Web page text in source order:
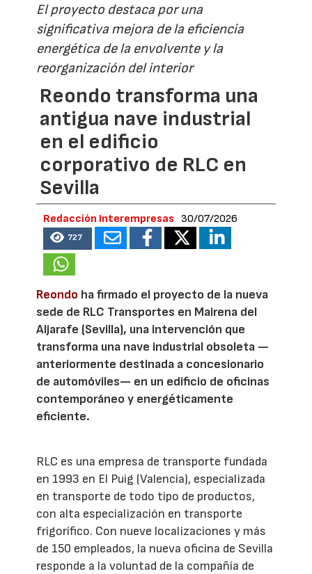
El proyecto destaca por una
significativa mejora de la eficiencia
energética de la envolvente y la
reorganización del interior
Reondo transforma una
antigua nave industrial
en el edificio
corporativo de RLC en
Sevilla
Redacción Interempresas 30/07/2026
727
Reondo ha firmado el proyecto de la nueva
sede de RLC Transportes en Mairena del
Aljarafe (Sevilla), una intervención que
transforma una nave industrial obsoleta —
anteriormente destinada a concesionario
de automóviles— en un edificio de oficinas
contemporáneo y energéticamente
eficiente.
RLC es una empresa de transporte fundada
en 1993 en El Puig (Valencia), especializada
en transporte de todo tipo de productos,
con alta especialización en transporte
frigorífico. Con nueve localizaciones y más
de 150 empleados, la nueva oficina de Sevilla
responde a la voluntad de la compañía de